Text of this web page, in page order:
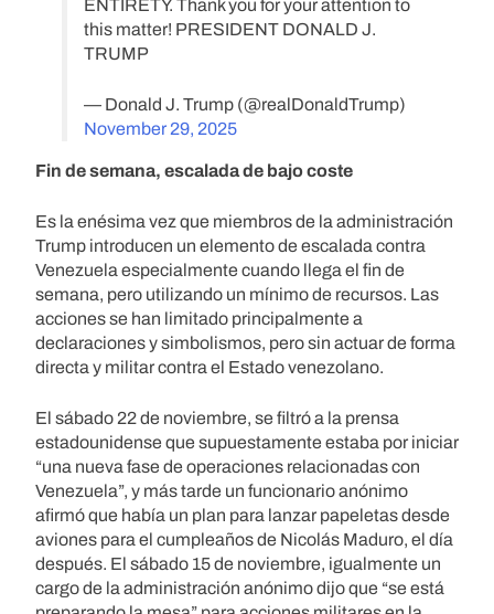
ENTIRETY. Thank you for your attention to
this matter! PRESIDENT DONALD J.
TRUMP
— Donald J. Trump (@realDonaldTrump)
November 29, 2025
Fin de semana, escalada de bajo coste
Es la enésima vez que miembros de la administración
Trump introducen un elemento de escalada contra
Venezuela especialmente cuando llega el fin de
semana, pero utilizando un mínimo de recursos. Las
acciones se han limitado principalmente a
declaraciones y simbolismos, pero sin actuar de forma
directa y militar contra el Estado venezolano.
El sábado 22 de noviembre, se filtró a la prensa
estadounidense que supuestamente estaba por iniciar
“una nueva fase de operaciones relacionadas con
Venezuela”, y más tarde un funcionario anónimo
afirmó que había un plan para lanzar papeletas desde
aviones para el cumpleaños de Nicolás Maduro, el día
después. El sábado 15 de noviembre, igualmente un
cargo de la administración anónimo dijo que “se está